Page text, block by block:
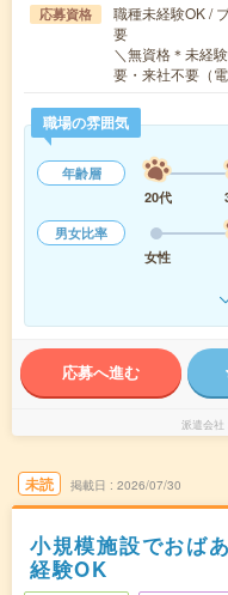
応募資格
職種未経験OK /
要
＼無資格＊未経
要・来社不要（
職場の雰囲気
年齢層
20代
男女比率
女性
応募へ進む
派遣会社
未読 掲載日 2026/07/30
小規模施設でおば
経験OK